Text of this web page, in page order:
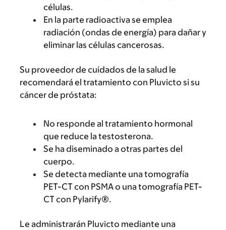
células.
En la parte radioactiva se emplea
radiación (ondas de energía) para dañar y
eliminar las células cancerosas.
Su proveedor de cuidados de la salud le
recomendará el tratamiento con Pluvicto si su
cáncer de próstata:
No responde al tratamiento hormonal
que reduce la testosterona.
Se ha diseminado a otras partes del
cuerpo.
Se detecta mediante una tomografía
PET-CT con PSMA o una tomografía PET-
CT con Pylarify®.
Le administrarán Pluvicto mediante una